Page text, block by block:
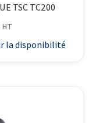
TSC TC200
HT
la disponibilité